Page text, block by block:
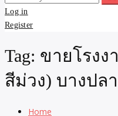
for:
Log in
Register
Tag: ขายโรงง
สีม่วง) บางปลา
Home